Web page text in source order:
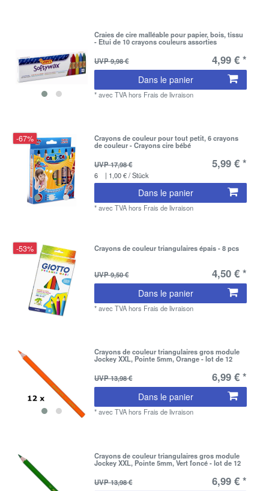
Craies de cire malléable pour papier, bois, tissu
- Etui de 10 crayons couleurs assorties
UVP 9,98 €
4,99 € *
Dans le panier
*avec TVAhors Frais de livraison
-67% Crayons de couleur pour tout petit, 6 crayons
de couleur - Crayons cire bébé
UVP 17,98 €
5,99 € *
6 | 1,00 € / Stück
Dans le panier
*avec TVAhors Frais de livraison
-53% Crayons de couleur triangulaires épais - 8 pcs
UVP 9,50 € 4,50 € *
Dans le panier
*avec TVAhors Frais de livraison
Crayons de couleur triangulaires gros module
Jockey XXL, Pointe 5mm, Orange - lot de 12
UVP 13,98 €
6,99 € *
Dans le panier
*avec TVAhors Frais de livraison
Crayons de couleur triangulaires gros module
Jockey XXL, Pointe 5mm, Vert foncé - lot de 12
UVP 13,98 €
6,99 € *